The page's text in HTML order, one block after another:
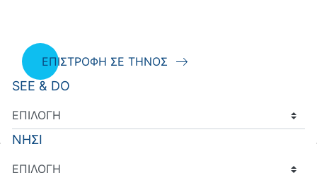
ΕΠΙΣΤΡΟΦΗ ΣΕ ΤΗΝΟΣ
SEE & DO
ΝΗΣΙ